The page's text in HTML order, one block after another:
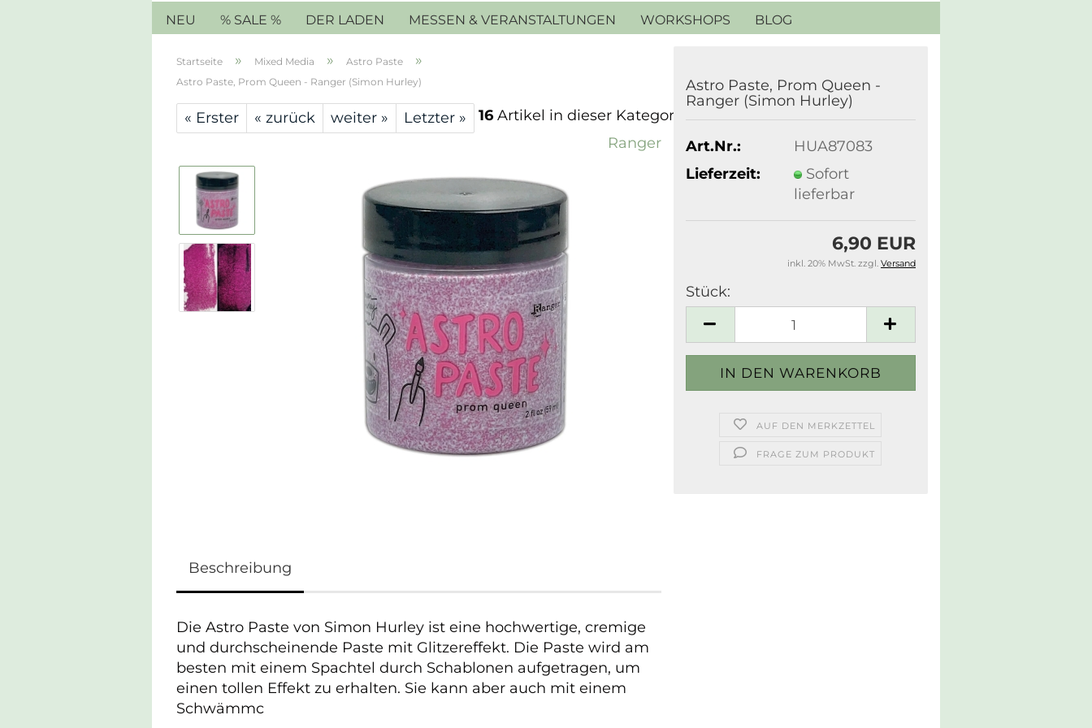
NEU % SALE % DER LADEN MESSEN & VERANSTALTUNGEN WORKSHOPS BLOG
Startseite » Mixed Media » Astro Paste »
Astro Paste, Prom Queen - Ranger (Simon Hurley)
« Erster « zurück weiter » Letzter » 16 Artikel in dieser Kategorie
Ranger
Astro Paste, Prom Queen -
Ranger (Simon Hurley)
Art.Nr.:
HUA87083
Lieferzeit:
Sofort
lieferbar
6,90 EUR
inkl. 20% MwSt. zzgl. Versand
Stück:
Stück
AUF DEN MERKZETTEL
FRAGE ZUM PRODUKT
Beschreibung
Die Astro Paste von Simon Hurley ist eine hochwertige, cremige
und durchscheinende Paste mit Glitzereffekt. Die Paste wird am
besten mit einem Spachtel durch Schablonen aufgetragen, um
einen tollen Effekt zu erhalten. Sie kann aber auch mit einem
Schwämmc